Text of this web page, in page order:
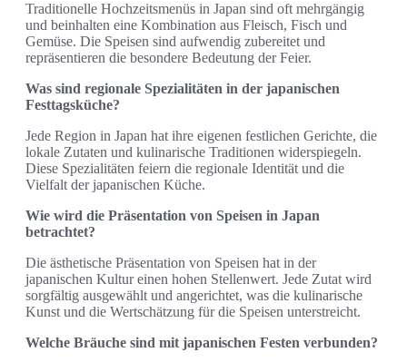
Traditionelle Hochzeitsmenüs in Japan sind oft mehrgängig
und beinhalten eine Kombination aus Fleisch, Fisch und
Gemüse. Die Speisen sind aufwendig zubereitet und
repräsentieren die besondere Bedeutung der Feier.
Was sind regionale Spezialitäten in der japanischen
Festtagsküche?
Jede Region in Japan hat ihre eigenen festlichen Gerichte, die
lokale Zutaten und kulinarische Traditionen widerspiegeln.
Diese Spezialitäten feiern die regionale Identität und die
Vielfalt der japanischen Küche.
Wie wird die Präsentation von Speisen in Japan
betrachtet?
Die ästhetische Präsentation von Speisen hat in der
japanischen Kultur einen hohen Stellenwert. Jede Zutat wird
sorgfältig ausgewählt und angerichtet, was die kulinarische
Kunst und die Wertschätzung für die Speisen unterstreicht.
Welche Bräuche sind mit japanischen Festen verbunden?